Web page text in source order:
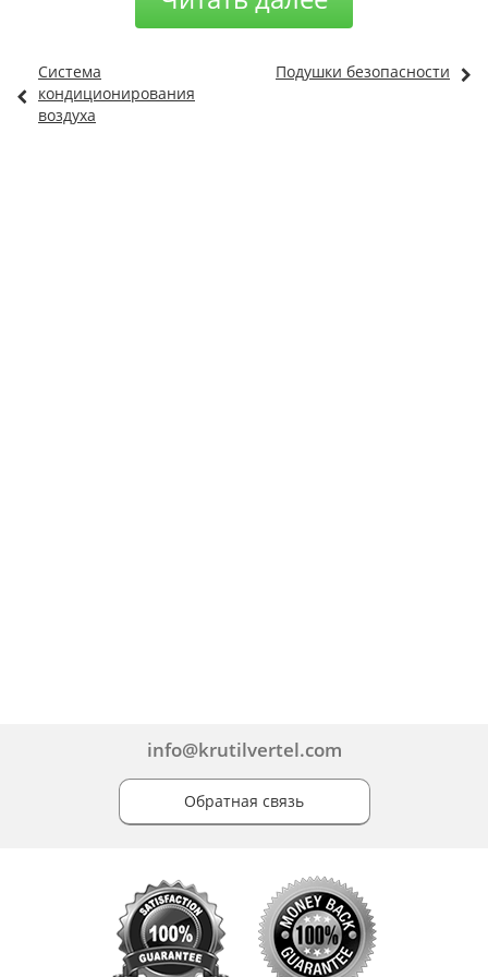
Система
кондиционирования
воздуха
Подушки безопасности
info@krutilvertel.com
Обратная связь